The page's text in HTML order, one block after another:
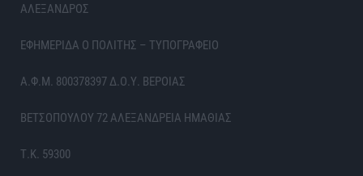
ΑΛΕΞΑΝΔΡΟΣ
ΕΦΗΜΕΡΙΔΑ Ο ΠΟΛΙΤΗΣ – ΤΥΠΟΓΡΑΦΕΙΟ
Α.Φ.Μ. 800378397 Δ.Ο.Υ. ΒΕΡΟΙΑΣ
ΒΕΤΣΟΠΟΥΛΟΥ 72 ΑΛΕΞΑΝΔΡΕΙΑ ΗΜΑΘΙΑΣ
Τ.Κ. 59300